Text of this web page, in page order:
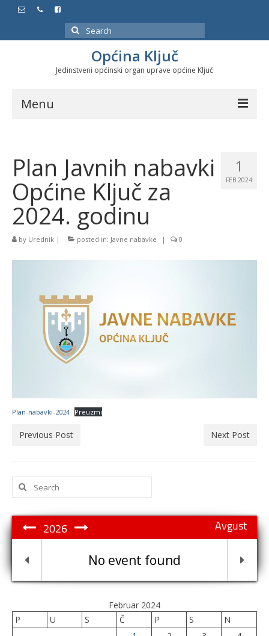
Search
for:
Općina Ključ
Jedinstveni općinski organ uprave općine Ključ
Menu
Službeni glasnici
Javne nabavke
Značajni datumi i manifestacije
Program energetske efikasnosti u stambenom
sektoru
1
FEB 2024
Plan Javnih nabavki
Općine Ključ za
2024. godinu
by Urednik | posted in: Javne nabavke | 0
Plan-nabavki-2024 Preuzmi
Previous Post Next Post
Search
for:
Avgust
2026
No event found
Februar 2024
P
U S Č P S
N